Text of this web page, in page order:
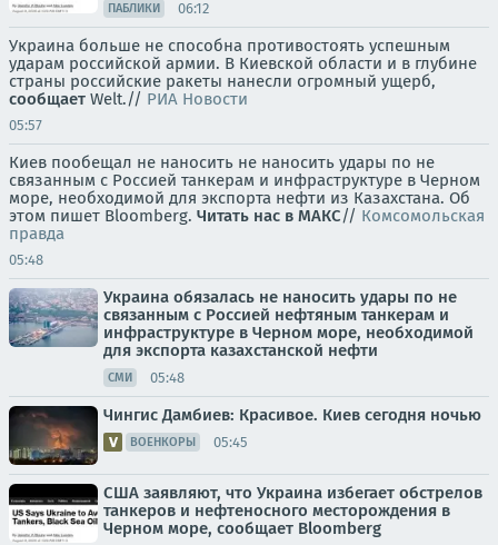
ПАБЛИКИ 06:12
Украина больше не способна противостоять успешным
ударам российской армии. В Киевской области и в глубине
страны российские ракеты нанесли огромный ущерб,
сообщает Welt.// РИА Новости
05:57
Киев пообещал не наносить не наносить удары по не
связанным с Россией танкерам и инфраструктуре в Черном
море, необходимой для экспорта нефти из Казахстана. Об
этом пишет Bloomberg. Читать нас в МАКС// Комсомольская
правда
05:48
Украина обязалась не наносить удары по не
связанным с Россией нефтяным танкерам и
инфраструктуре в Черном море, необходимой
для экспорта казахстанской нефти
СМИ 05:48
Чингис Дамбиев: Красивое. Киев сегодня ночью
ВОЕНКОРЫ 05:45
США заявляют, что Украина избегает обстрелов
танкеров и нефтеносного месторождения в
Черном море, сообщает Bloomberg